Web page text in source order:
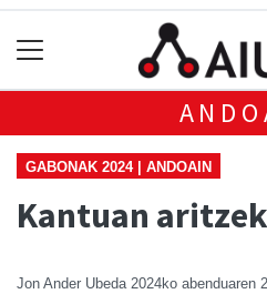
GABONAK 2024 | ANDOAIN
Kantuan
Jon Ander Ubeda 2024ko abenduaren